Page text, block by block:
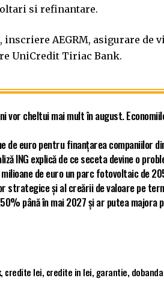
si refinantare.
inscriere AEGRM, asigurare de
UniCredit Tiriac Bank.
vor cheltui mai mult în august.
de euro pentru finanțarea companiilor
ING explică de ce seceta devine o
de euro un parc fotovoltaic de
strategice și al creării de valoare pe
până în mai 2027 și ar putea
, credite lei, credite in lei, garantie, dobanda